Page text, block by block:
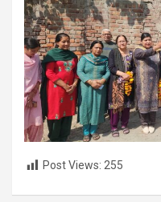
Post Views: 255